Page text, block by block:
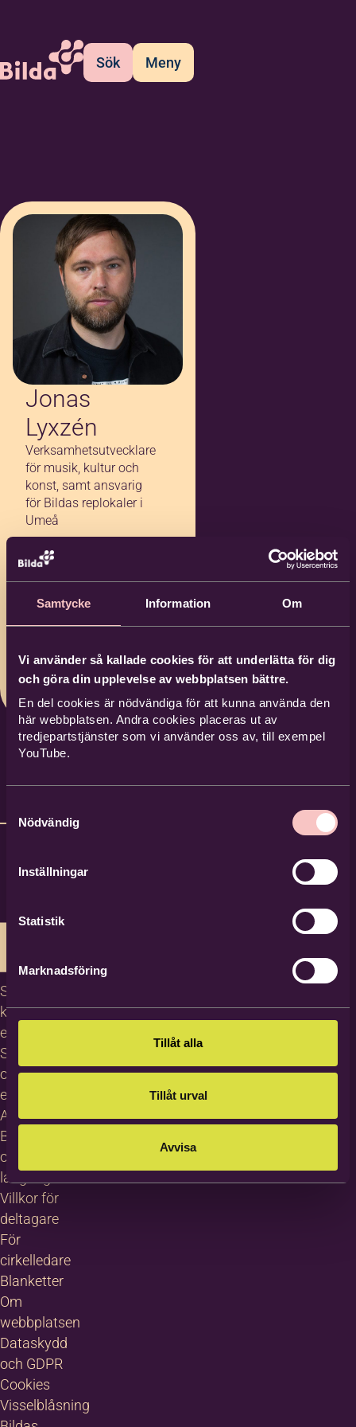
Samtycke Information Om
Vi använder så kallade cookies för att underlätta för dig
och göra din upplevelse av webbplatsen bättre.
En del cookies är nödvändiga för att kunna använda den
här webbplatsen. Andra cookies placeras ut av
tredjepartstjänster som vi använder oss av, till exempel
YouTube.
Nödvändig
Inställningar
Statistik
Marknadsföring
Tillåt alla
Tillåt urval
Avvisa
Sök Meny
Jonas
Lyxzén
Verksamhetsutvecklare
för musik, kultur och
konst, samt ansvarig
för Bildas replokaler i
Umeå
072-147 97 50
jonas.lyxzen@bild
Bilda Umeå
Studiecirklar,
kurser och
evenemang
Studiematerial
och
erbjudanden
About
Bilda in
other
languages
Villkor för
deltagare
För
cirkelledare
Blanketter
Om
webbplatsen
Dataskydd
och GDPR
Cookies
Visselblåsning